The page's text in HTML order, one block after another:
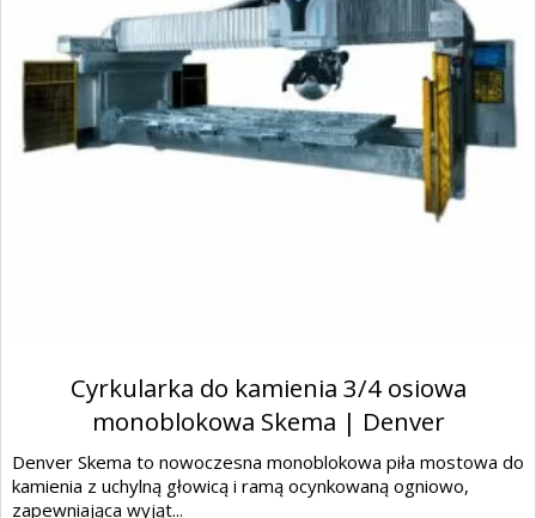
Cyrkularka do kamienia 3/4 osiowa
monoblokowa Skema | Denver
Denver Skema to nowoczesna monoblokowa piła mostowa do
kamienia z uchylną głowicą i ramą ocynkowaną ogniowo,
zapewniająca wyjąt...